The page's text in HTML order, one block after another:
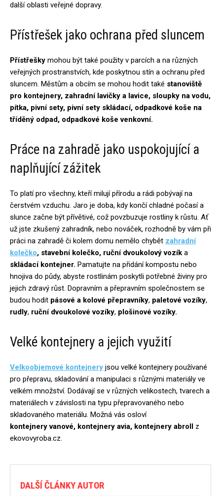
další oblasti veřejné dopravy.
Přístřešek jako ochrana před sluncem
Přístřešky mohou být také použity v parcích a na různých
veřejných prostranstvích, kde poskytnou stín a ochranu před
sluncem. Městům a obcím se mohou hodit také stanoviště
pro kontejnery, zahradní lavičky a lavice, sloupky na vodu,
pítka, pivní sety, pivní sety skládací, odpadkové koše na
tříděný odpad, odpadkové koše venkovní.
Práce na zahradě jako uspokojující a
naplňující zážitek
To platí pro všechny, kteří milují přírodu a rádi pobývají na
čerstvém vzduchu. Jaro je doba, kdy končí chladné počasí a
slunce začne být přívětivé, což povzbuzuje rostliny k růstu. Ať
už jste zkušený zahradník, nebo nováček, rozhodně by vám při
práci na zahradě či kolem domu nemělo chybět zahradní
kolečko, stavební kolečko, ruční dvoukolový vozík a
skládací kontejner. Pamatujte na přidání kompostu nebo
hnojiva do půdy, abyste rostlinám poskytli potřebné živiny pro
jejich zdravý růst. Dopravním a přepravním společnostem se
budou hodit pásové a kolové přepravníky, paletové vozíky,
rudly, ruční dvoukolové vozíky, plošinové vozíky.
Velké kontejnery a jejich využití
Velkoobjemové kontejnery jsou velké kontejnery používané
pro přepravu, skladování a manipulaci s různými materiály ve
velkém množství. Dodávají se v různých velikostech, tvarech a
materiálech v závislosti na typu přepravovaného nebo
skladovaného materiálu. Možná vás osloví
kontejnery vanové, kontejnery avia, kontejnery abroll z
ekovovyroba.cz.
DALŠÍ ČLÁNKY AUTOR